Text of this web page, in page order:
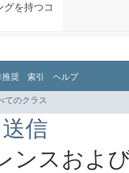
を持つコ
推奨 索引 ヘルプ
てのクラス
信
ンスおよ